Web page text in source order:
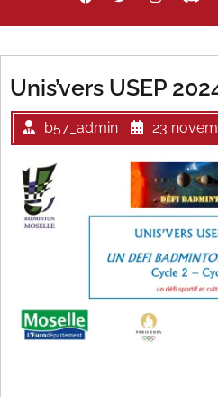
Unis’vers USEP
b57_admin 23